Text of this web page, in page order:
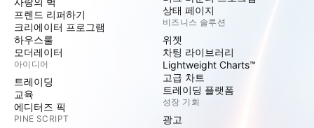
프렌드 리퍼하기
크리에이터 프로그램
하우스룰
모더레이터
아이디어
트레이딩
교육
에디터즈 픽
PINE SCRIPT
상태 페이지
비즈니스 솔루션
위젯
차팅 라이브러리
Lightweight Charts™
고급 차트
트레이딩 플랫폼
성장 기회
광고